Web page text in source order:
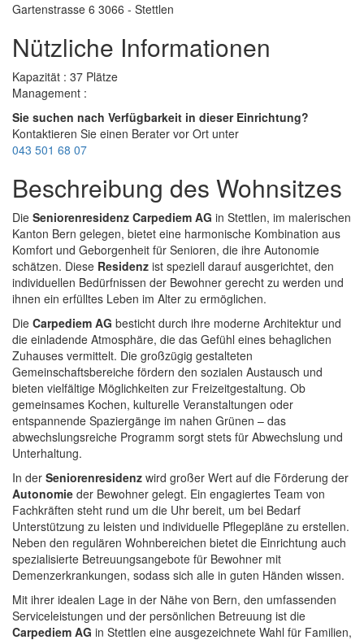
Gartenstrasse 6 3066 - Stettlen
Nützliche Informationen
Kapazität : 37 Plätze
Management :
Sie suchen nach Verfügbarkeit in dieser Einrichtung?
Kontaktieren Sie einen Berater vor Ort unter
043 501 68 07
Beschreibung des Wohnsitzes
Die Seniorenresidenz Carpediem AG in Stettlen, im malerischen
Kanton Bern gelegen, bietet eine harmonische Kombination aus
Komfort und Geborgenheit für Senioren, die ihre Autonomie
schätzen. Diese Residenz ist speziell darauf ausgerichtet, den
individuellen Bedürfnissen der Bewohner gerecht zu werden und
ihnen ein erfülltes Leben im Alter zu ermöglichen.
Die Carpediem AG besticht durch ihre moderne Architektur und
die einladende Atmosphäre, die das Gefühl eines behaglichen
Zuhauses vermittelt. Die großzügig gestalteten
Gemeinschaftsbereiche fördern den sozialen Austausch und
bieten vielfältige Möglichkeiten zur Freizeitgestaltung. Ob
gemeinsames Kochen, kulturelle Veranstaltungen oder
entspannende Spaziergänge im nahen Grünen – das
abwechslungsreiche Programm sorgt stets für Abwechslung und
Unterhaltung.
In der Seniorenresidenz wird großer Wert auf die Förderung der
Autonomie der Bewohner gelegt. Ein engagiertes Team von
Fachkräften steht rund um die Uhr bereit, um bei Bedarf
Unterstützung zu leisten und individuelle Pflegepläne zu erstellen.
Neben den regulären Wohnbereichen bietet die Einrichtung auch
spezialisierte Betreuungsangebote für Bewohner mit
Demenzerkrankungen, sodass sich alle in guten Händen wissen.
Mit ihrer idealen Lage in der Nähe von Bern, den umfassenden
Serviceleistungen und der persönlichen Betreuung ist die
Carpediem AG in Stettlen eine ausgezeichnete Wahl für Familien,